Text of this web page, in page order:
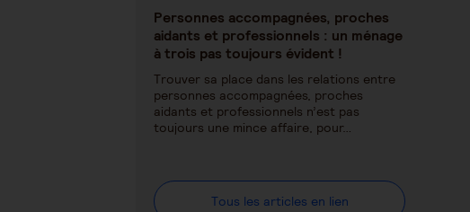
Personnes accompagnées, proches
aidants et professionnels : un ménage
à trois pas toujours évident !
Trouver sa place dans les relations entre
personnes accompagnées, proches
aidants et professionnels n’est pas
toujours une mince affaire, pour…
Tous les articles en lien